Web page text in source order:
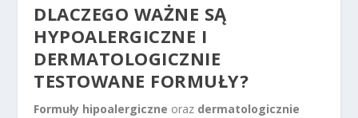
DLACZEGO WAŻNE SĄ
HYPOALERGICZNE I
DERMATOLOGICZNIE
TESTOWANE FORMUŁY?
Formuły hipoalergiczne oraz dermatologicznie